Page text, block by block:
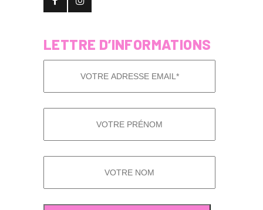
LETTRE D’INFORMATIONS